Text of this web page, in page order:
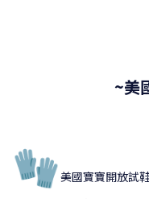
~美
🧤美國寶寶開放試